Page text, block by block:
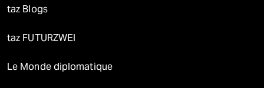
taz Blogs
taz FUTURZWEI
Le Monde diplomatique